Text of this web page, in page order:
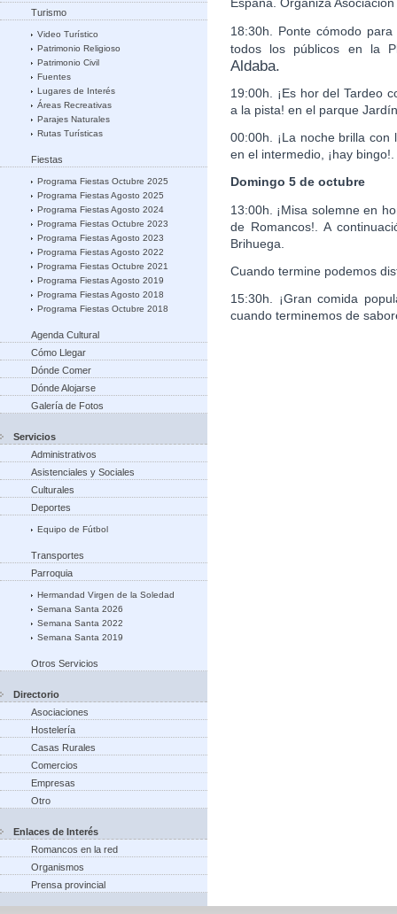
Turismo
Video Turístico
Patrimonio Religioso
Patrimonio Civil
Fuentes
Lugares de Interés
Áreas Recreativas
Parajes Naturales
Rutas Turísticas
Fiestas
Programa Fiestas Octubre 2025
Programa Fiestas Agosto 2025
Programa Fiestas Agosto 2024
Programa Fiestas Octubre 2023
Programa Fiestas Agosto 2023
Programa Fiestas Agosto 2022
Programa Fiestas Octubre 2021
Programa Fiestas Agosto 2019
Programa Fiestas Agosto 2018
Programa Fiestas Octubre 2018
Agenda Cultural
Cómo Llegar
Dónde Comer
Dónde Alojarse
Galería de Fotos
Servicios
Administrativos
Asistenciales y Sociales
Culturales
Deportes
Equipo de Fútbol
Transportes
Parroquia
Hermandad Virgen de la Soledad
Semana Santa 2026
Semana Santa 2022
Semana Santa 2019
Otros Servicios
Directorio
Asociaciones
Hostelería
Casas Rurales
Comercios
Empresas
Otro
Enlaces de Interés
Romancos en la red
Organismos
Prensa provincial
España. Organiza
18:30h. Ponte cómodo
todos los públicos en la
Aldaba.
19:00h. ¡Es hor del Tardeo
a la pista! en el parque
00:00h. ¡La noche brilla
en el intermedio, ¡hay bingo!.
Domingo 5 de octubre
13:00h. ¡Misa solemne en
de Romancos!. A
Brihuega.
Cuando termine podemos
15:30h. ¡Gran comida
cuando terminemos de